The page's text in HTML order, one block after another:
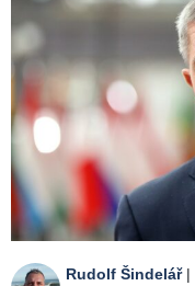
Rudolf Šindelář|